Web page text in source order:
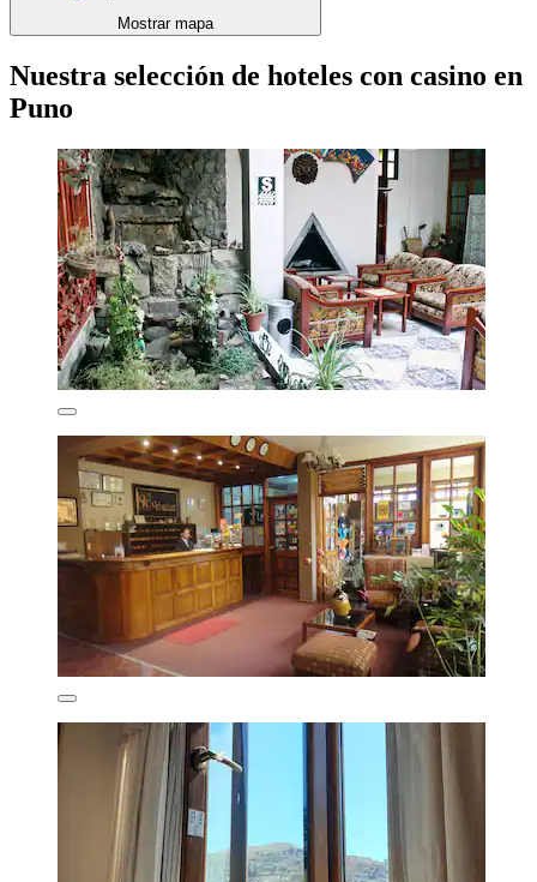
Mostrar mapa
Nuestra selección de hoteles con casino en
Puno